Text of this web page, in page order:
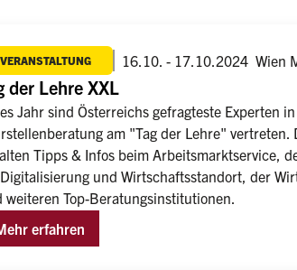
VERANSTALTUNG 16.10. - 17.10.2024 Wien
der Lehre XXL
Jahr sind Österreichs gefragteste Experten
am "Tag der Lehre" vertreten.
Tipps & Infos beim Arbeitsmarktservice,
und Wirtschaftsstandort, der
weiteren Top-Beratungsinstitutionen.
erfahren